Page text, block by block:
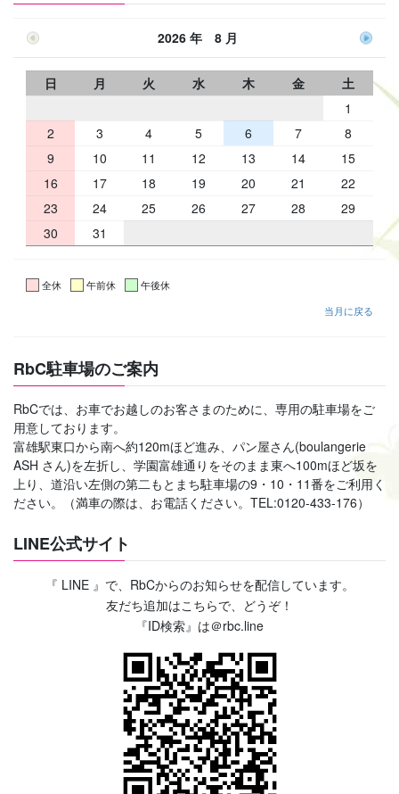
2026 年 8 月
日 月 火 水 木 金
土
1
2
3 4 5 6 7
8
9
10 11 12 13 14
15
16
17 18 19 20 21
22
23
24 25 26 27 28
29
30
31
全休 午前休
午後休
当月に戻る
RbC駐車場のご案内
RbCでは、お車でお越しのお客さまのために、専用の駐車場をご
用意しております。
富雄駅東口から南へ約120mほど進み、パン屋さん(boulangerie
ASH さん)を左折し、学園富雄通りをそのまま東へ100mほど坂を
上り、道沿い左側の第二もとまち駐車場の9・10・11番をご利用く
ださい。（満車の際は、お電話ください。TEL:0120-433-176）
LINE公式サイト
『 LINE 』で、RbCからのお知らせを配信しています。
友だち追加はこちらで、どうぞ！
『ID検索』は＠rbc.line